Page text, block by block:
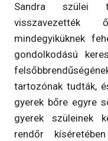
Sandra szülei
visszavezették
mindegyiküknek
gondolkodású
tartozónak tudták,
gyerek bőre egyre
gyerek szüleinek
rendőr